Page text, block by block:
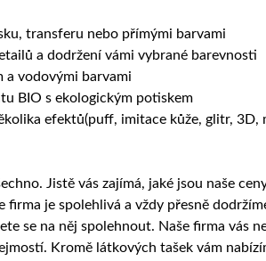
transferu nebo přímými barvami
a dodržení vámi vybrané barevnosti
a vodovými barvami
BIO s ekologickým potiskem
efektů(puff, imitace kůže, glitr,
Jistě vás zajímá, jaké jsou naše
firma je spolehlivá a vždy přesně
se na něj spolehnout. Naše firma vás
Kromě látkových tašek vám